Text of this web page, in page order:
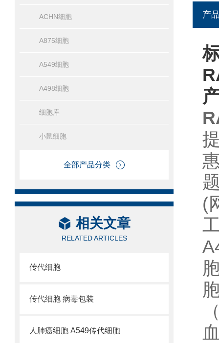
ACHN细胞
A875细胞
A549细胞
A498细胞
细胞库
小鼠细胞
全部产品分类
相关文章
RELATED ARTICLES
传代细胞
传代细胞 病毒包装
人肺癌细胞 A549传代细胞
产
(